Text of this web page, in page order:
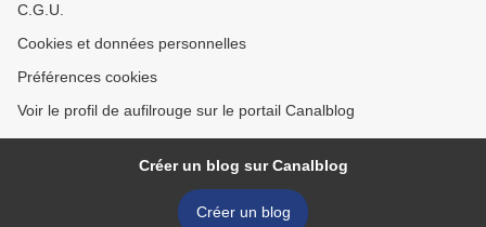
C.G.U.
Cookies et données personnelles
Préférences cookies
Voir le profil de aufilrouge sur le portail Canalblog
Créer un blog sur Canalblog
Créer un blog